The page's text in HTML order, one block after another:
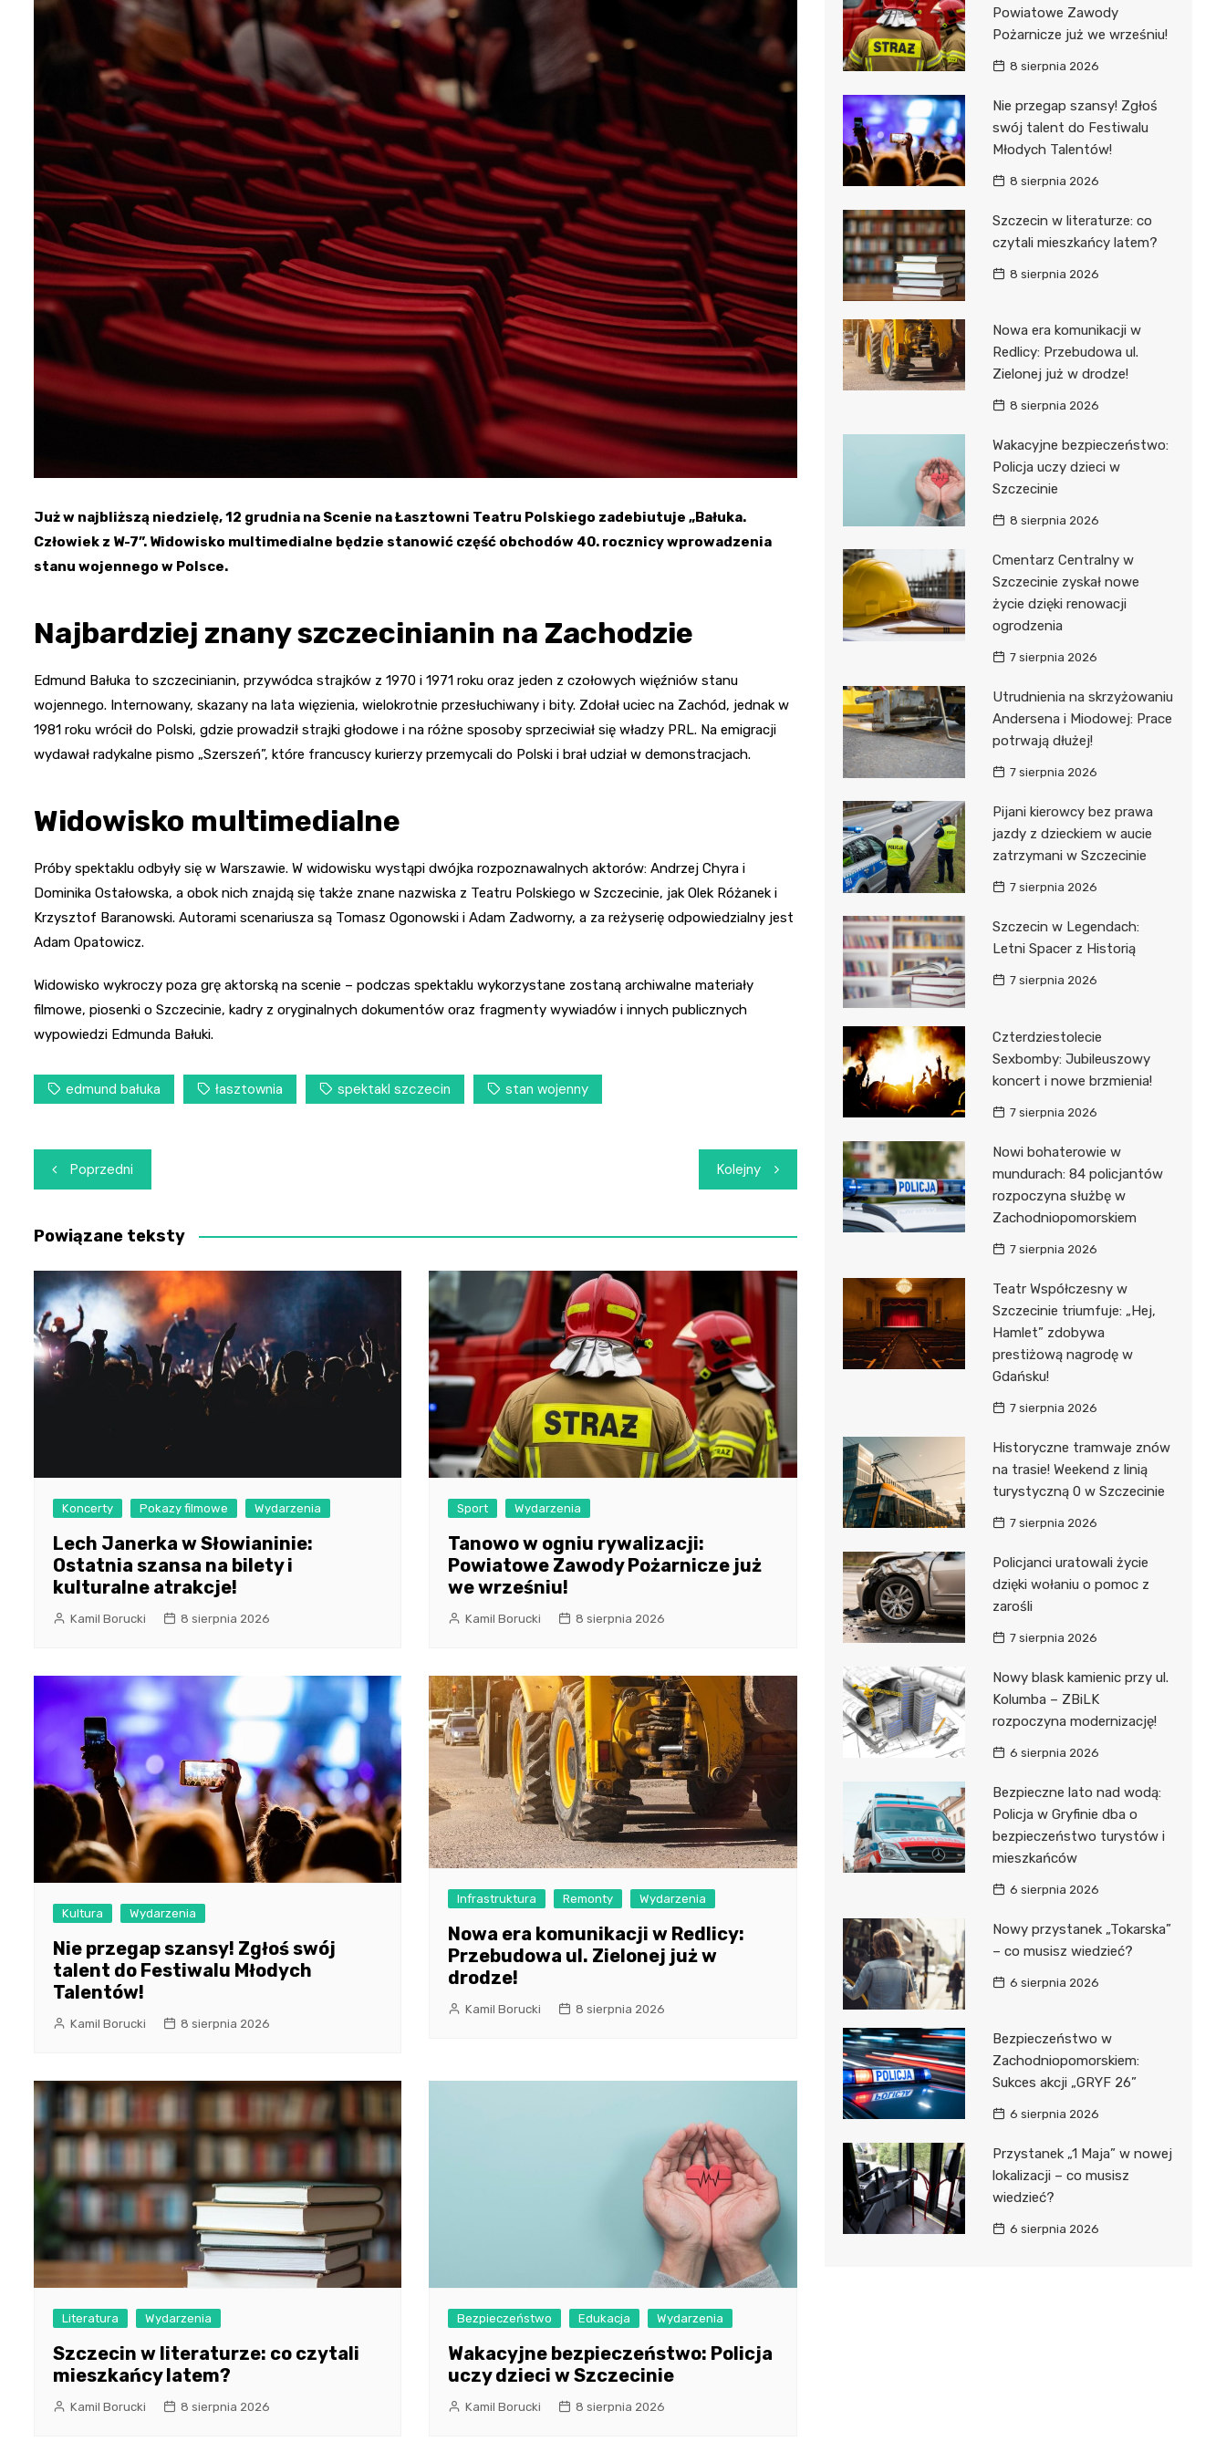
Sokołowskiego
Pomorskiej Akademii
Medycznej
Samodzielny Publiczny
Szpital Kliniczny nr 2
Specjalistyczny Szpital im.
A. Sokołowskiego
Samodzielny Publiczny
Wojewódzki Szpital
Zespolony im. M.
Skłodowskiej-Curi
Już w najbliższą niedzielę, 12 grudnia na Scenie na Łasztowni Teatru Polskiego zadebiutuje „Bałuka.
Człowiek z W-7”. Widowisko multimedialne będzie stanowić część obchodów 40. rocznicy wprowadzenia
stanu wojennego w Polsce.
Najbardziej znany szczecinianin na Zachodzie
Edmund Bałuka to szczecinianin, przywódca strajków z 1970 i 1971 roku oraz jeden z czołowych więźniów stanu
wojennego. Internowany, skazany na lata więzienia, wielokrotnie przesłuchiwany i bity. Zdołał uciec na Zachód, jednak w
1981 roku wrócił do Polski, gdzie prowadził strajki głodowe i na różne sposoby sprzeciwiał się władzy PRL. Na emigracji
wydawał radykalne pismo „Szerszeń”, które francuscy kurierzy przemycali do Polski i brał udział w demonstracjach.
Widowisko multimedialne
Próby spektaklu odbyły się w Warszawie. W widowisku wystąpi dwójka rozpoznawalnych aktorów: Andrzej Chyra i
Dominika Ostałowska, a obok nich znajdą się także znane nazwiska z Teatru Polskiego w Szczecinie, jak Olek Różanek i
Krzysztof Baranowski. Autorami scenariusza są Tomasz Ogonowski i Adam Zadworny, a za reżyserię odpowiedzialny jest
Adam Opatowicz.
Widowisko wykroczy poza grę aktorską na scenie – podczas spektaklu wykorzystane zostaną archiwalne materiały
filmowe, piosenki o Szczecinie, kadry z oryginalnych dokumentów oraz fragmenty wywiadów i innych publicznych
wypowiedzi Edmunda Bałuki.
edmund bałuka łasztownia spektakl szczecin stan wojenny
Nawigacja
wpisu
Poprzedni Kolejny
Powiązane teksty
Koncerty Pokazy filmowe Wydarzenia
Lech Janerka w Słowianinie:
Ostatnia szansa na bilety i
kulturalne atrakcje!
Kamil Borucki 8 sierpnia 2026
Sport Wydarzenia
Tanowo w ogniu rywalizacji:
Powiatowe Zawody Pożarnicze już
we wrześniu!
Kamil Borucki 8 sierpnia 2026
Kultura Wydarzenia
Nie przegap szansy! Zgłoś swój
talent do Festiwalu Młodych
Talentów!
Kamil Borucki 8 sierpnia 2026
Infrastruktura Remonty Wydarzenia
Nowa era komunikacji w Redlicy:
Przebudowa ul. Zielonej już w
drodze!
Kamil Borucki 8 sierpnia 2026
Literatura Wydarzenia
Szczecin w literaturze: co czytali
mieszkańcy latem?
Kamil Borucki 8 sierpnia 2026
Bezpieczeństwo Edukacja Wydarzenia
Wakacyjne bezpieczeństwo: Policja
uczy dzieci w Szczecinie
Kamil Borucki 8 sierpnia 2026
Powiatowe Zawody
Pożarnicze już we wrześniu!
8 sierpnia 2026
Nie przegap szansy! Zgłoś
swój talent do Festiwalu
Młodych Talentów!
8 sierpnia 2026
Szczecin w literaturze: co
czytali mieszkańcy latem?
8 sierpnia 2026
Nowa era komunikacji w
Redlicy: Przebudowa ul.
Zielonej już w drodze!
8 sierpnia 2026
Wakacyjne bezpieczeństwo:
Policja uczy dzieci w
Szczecinie
8 sierpnia 2026
Cmentarz Centralny w
Szczecinie zyskał nowe
życie dzięki renowacji
ogrodzenia
7 sierpnia 2026
Utrudnienia na skrzyżowaniu
Andersena i Miodowej: Prace
potrwają dłużej!
7 sierpnia 2026
Pijani kierowcy bez prawa
jazdy z dzieckiem w aucie
zatrzymani w Szczecinie
7 sierpnia 2026
Szczecin w Legendach:
Letni Spacer z Historią
7 sierpnia 2026
Czterdziestolecie
Sexbomby: Jubileuszowy
koncert i nowe brzmienia!
7 sierpnia 2026
Nowi bohaterowie w
mundurach: 84 policjantów
rozpoczyna służbę w
Zachodniopomorskiem
7 sierpnia 2026
Teatr Współczesny w
Szczecinie triumfuje: „Hej,
Hamlet” zdobywa
prestiżową nagrodę w
Gdańsku!
7 sierpnia 2026
Historyczne tramwaje znów
na trasie! Weekend z linią
turystyczną 0 w Szczecinie
7 sierpnia 2026
Policjanci uratowali życie
dzięki wołaniu o pomoc z
zarośli
7 sierpnia 2026
Nowy blask kamienic przy ul.
Kolumba – ZBiLK
rozpoczyna modernizację!
6 sierpnia 2026
Bezpieczne lato nad wodą:
Policja w Gryfinie dba o
bezpieczeństwo turystów i
mieszkańców
6 sierpnia 2026
Nowy przystanek „Tokarska”
– co musisz wiedzieć?
6 sierpnia 2026
Bezpieczeństwo w
Zachodniopomorskiem:
Sukces akcji „GRYF 26”
6 sierpnia 2026
Przystanek „1 Maja” w nowej
lokalizacji – co musisz
wiedzieć?
6 sierpnia 2026